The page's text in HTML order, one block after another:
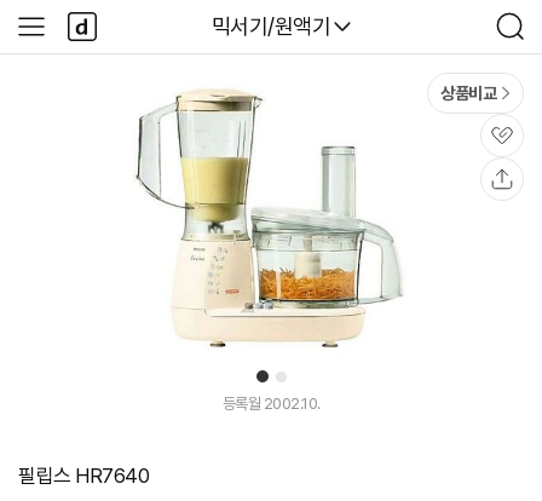
다나와
믹서기/원액기
검
색
사
이
다
나
와
1 2
상품비교
관
심
등록월 2002.10.
필립스 HR7640